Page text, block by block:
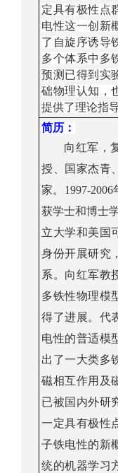
定具有极性点
电性这一创新
了自旋序诱导
多个体系中多
预测已得到实
础物理认知，
提供了理论指导
简历：
向红军，
授、国家杰青
家。 1997-2006
获学士和博士
立大学和美国
身份开展研究，
系。向红军教
多铁性物理模
得了进展。代
电性的普适模
出了一大类多
磁相互作用及
已被国内外研
一定具有极性
子铁电性的新
统的机器学习